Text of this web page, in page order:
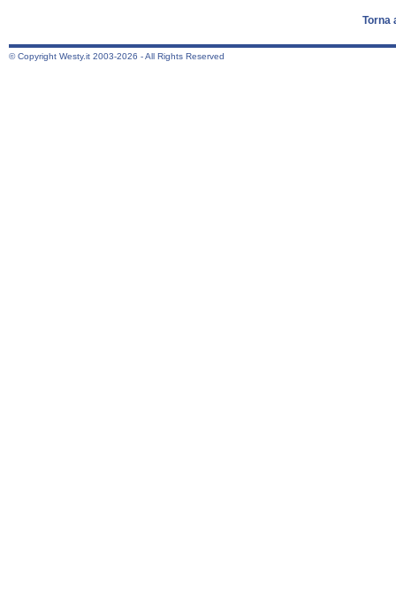
Torna
© Copyright Westy.it 2003-2026 - All Rights Reserved